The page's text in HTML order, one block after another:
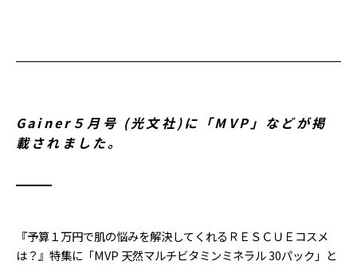
Gainer５月号 (光文社)に「MVP」などが掲
載されました。
『予算１万円で肌の悩みを解決してくれるＲＥＳＣＵＥコスメ
は？』特集に「MVP 天然マルチビタミンミネラル 30パック」と